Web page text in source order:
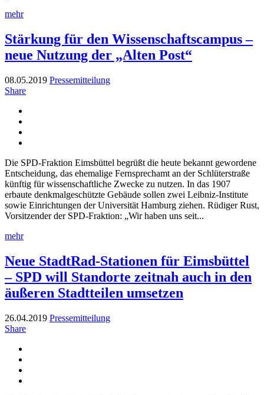
mehr
Stärkung für den Wissenschaftscampus –
neue Nutzung der „Alten Post“
08.05.2019 Pressemitteilung
Share
Die SPD-Fraktion Eimsbüttel begrüßt die heute bekannt gewordene
Entscheidung, das ehemalige Fernsprechamt an der Schlüterstraße
künftig für wissenschaftliche Zwecke zu nutzen. In das 1907
erbaute denkmalgeschützte Gebäude sollen zwei Leibniz-Institute
sowie Einrichtungen der Universität Hamburg ziehen. Rüdiger Rust,
Vorsitzender der SPD-Fraktion: „Wir haben uns seit...
mehr
Neue StadtRad-Stationen für Eimsbüttel
– SPD will Standorte zeitnah auch in den
äußeren Stadtteilen umsetzen
26.04.2019 Pressemitteilung
Share